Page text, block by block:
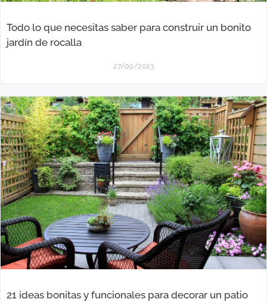
Todo lo que necesitas saber para construir un bonito
jardín de rocalla
27/09/2023
21 ideas bonitas y funcionales para decorar un patio